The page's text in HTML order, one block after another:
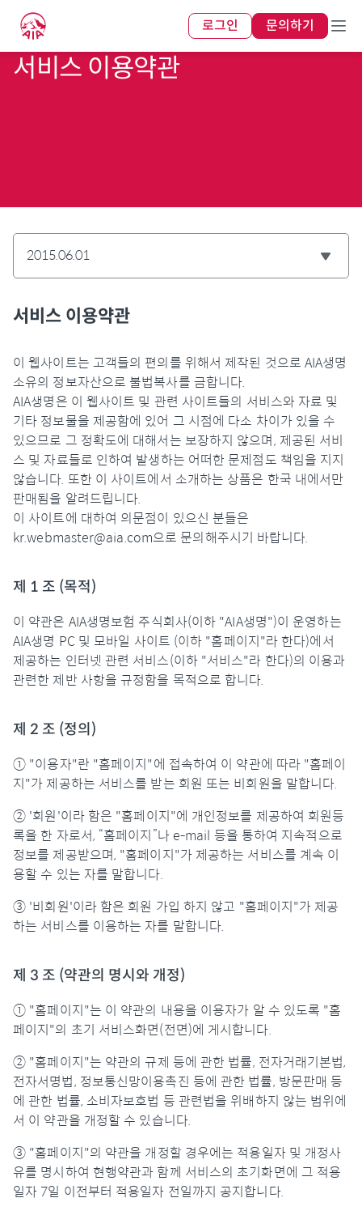
로그인 문의하기
서비스 이용약관
서비스 이용약관
2015.06.01
이 웹사이트는 고객들의 편의를 위해서 제작된 것으로 AIA생명
소유의 정보자산으로 불법복사를 금합니다.
AIA생명은 이 웹사이트 및 관련 사이트들의 서비스와 자료 및
기타 정보물을 제공함에 있어 그 시점에 다소 차이가 있을 수
있으므로 그 정확도에 대해서는 보장하지 않으며, 제공된 서비
스 및 자료들로 인하여 발생하는 어떠한 문제점도 책임을 지지
않습니다. 또한 이 사이트에서 소개하는 상품은 한국 내에서만
판매됨을 알려드립니다.
이 사이트에 대하여 의문점이 있으신 분들은
kr.webmaster@aia.com으로 문의해주시기 바랍니다.
제 1 조 (목적)
이 약관은 AIA생명보험 주식회사(이하 "AIA생명")이 운영하는
AIA생명 PC 및 모바일 사이트 (이하 "홈페이지"라 한다)에서
제공하는 인터넷 관련 서비스(이하 "서비스"라 한다)의 이용과
관련한 제반 사항을 규정함을 목적으로 합니다.
제 2 조 (정의)
① "이용자"란 "홈페이지"에 접속하여 이 약관에 따라 "홈페이
지"가 제공하는 서비스를 받는 회원 또는 비회원을 말합니다.
② '회원'이라 함은 "홈페이지"에 개인정보를 제공하여 회원등
록을 한 자로서, “홈페이지”나 e-mail 등을 통하여 지속적으로
정보를 제공받으며, "홈페이지"가 제공하는 서비스를 계속 이
용할 수 있는 자를 말합니다.
③ '비회원'이라 함은 회원 가입 하지 않고 "홈페이지"가 제공
하는 서비스를 이용하는 자를 말합니다.
제 3 조 (약관의 명시와 개정)
① "홈페이지"는 이 약관의 내용을 이용자가 알 수 있도록 "홈
페이지"의 초기 서비스화면(전면)에 게시합니다.
② "홈페이지"는 약관의 규제 등에 관한 법률, 전자거래기본법,
전자서명법, 정보통신망이용촉진 등에 관한 법률, 방문판매 등
에 관한 법률, 소비자보호법 등 관련법을 위배하지 않는 범위에
서 이 약관을 개정할 수 있습니다.
③ "홈페이지"의 약관을 개정할 경우에는 적용일자 및 개정사
유를 명시하여 현행약관과 함께 서비스의 초기화면에 그 적용
일자 7일 이전부터 적용일자 전일까지 공지합니다.